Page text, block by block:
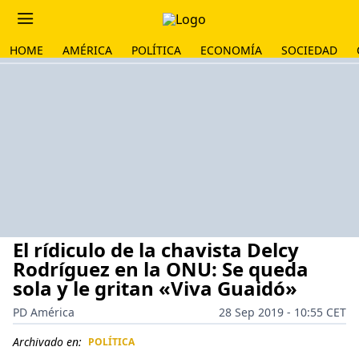
HOME AMÉRICA POLÍTICA ECONOMÍA SOCIEDAD
El rídiculo de la chavista Delcy
Rodríguez en la ONU: Se queda
sola y le gritan «Viva Guaidó»
PD América
28 Sep 2019 - 10:55 CET
Archivado en: POLÍTICA